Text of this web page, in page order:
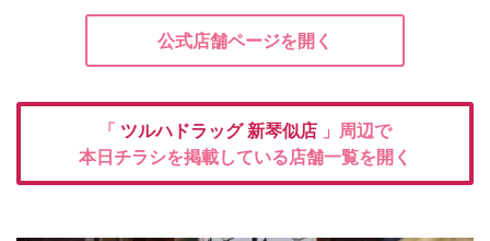
公式店舗ページを開く
「 ツルハドラッグ 新琴似店 」周辺で
本日チラシを掲載している店舗一覧を開く